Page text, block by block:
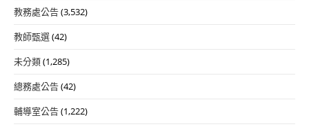
教務處公告(3,532)
教師甄選(42)
未分類(1,285)
總務處公告(42)
輔導室公告(1,222)